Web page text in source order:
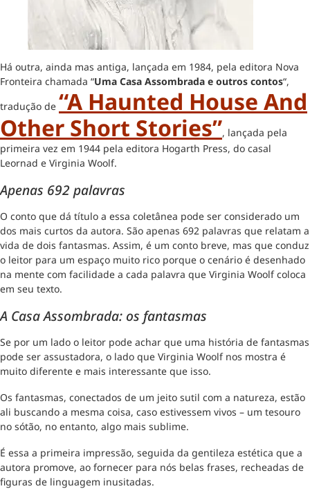
Há outra, ainda mas antiga, lançada em 1984, pela editora Nova
Fronteira chamada “Uma Casa Assombrada e outros contos“,
tradução de “A Haunted House And
Other Short Stories”, lançada pela
primeira vez em 1944 pela editora Hogarth Press, do casal
Leornad e Virginia Woolf.
Apenas 692 palavras
O conto que dá título a essa coletânea pode ser considerado um
dos mais curtos da autora. São apenas 692 palavras que relatam a
vida de dois fantasmas. Assim, é um conto breve, mas que conduz
o leitor para um espaço muito rico porque o cenário é desenhado
na mente com facilidade a cada palavra que Virginia Woolf coloca
em seu texto.
A Casa Assombrada: os fantasmas
Se por um lado o leitor pode achar que uma história de fantasmas
pode ser assustadora, o lado que Virginia Woolf nos mostra é
muito diferente e mais interessante que isso.
Os fantasmas, conectados de um jeito sutil com a natureza, estão
ali buscando a mesma coisa, caso estivessem vivos – um tesouro
no sótão, no entanto, algo mais sublime.
É essa a primeira impressão, seguida da gentileza estética que a
autora promove, ao fornecer para nós belas frases, recheadas de
figuras de linguagem inusitadas.